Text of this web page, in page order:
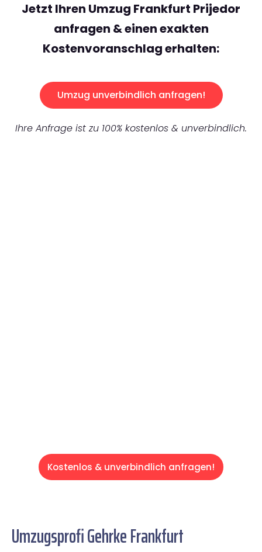
Jetzt Ihren Umzug Frankfurt Prijedor
anfragen & einen exakten
Kostenvoranschlag erhalten:
Umzug unverbindlich anfragen!
Ihre Anfrage ist zu 100% kostenlos & unverbindlich.
Kostenlos & unverbindlich anfragen!
Umzugsprofi Gehrke Frankfurt